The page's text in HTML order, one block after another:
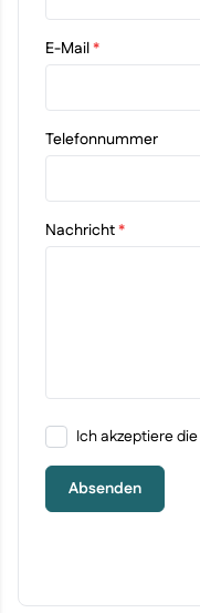
E-Mail*
Telefonnummer
Nachricht*
Ich akzeptiere die
Absenden